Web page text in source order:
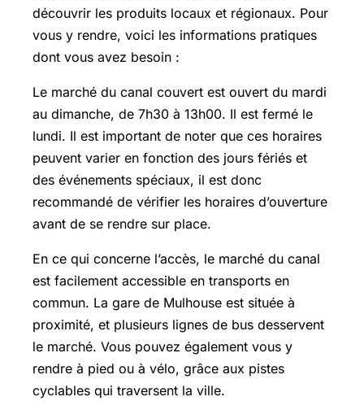
découvrir les produits locaux et régionaux. Pour
vous y rendre, voici les informations pratiques
dont vous avez besoin :
Le marché du canal couvert est ouvert du mardi
au dimanche, de 7h30 à 13h00. Il est fermé le
lundi. Il est important de noter que ces horaires
peuvent varier en fonction des jours fériés et
des événements spéciaux, il est donc
recommandé de vérifier les horaires d’ouverture
avant de se rendre sur place.
En ce qui concerne l’accès, le marché du canal
est facilement accessible en transports en
commun. La gare de Mulhouse est située à
proximité, et plusieurs lignes de bus desservent
le marché. Vous pouvez également vous y
rendre à pied ou à vélo, grâce aux pistes
cyclables qui traversent la ville.